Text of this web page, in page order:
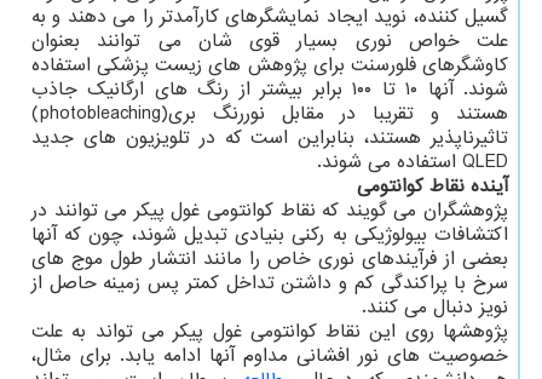
گسیل کننده، نوید ایجاد نمایشگرهای کارآمدتر را می دهند و به
علت خواص نوری بسیار قوی شان می توانند بعنوان
کاوشگرهای فلورسنت برای پژوهش های زیست پزشکی استفاده
شوند. آنها ۱۰ تا ۱۰۰ برابر بیشتر از رنگ های ارگانیک جاذب
هستند و تقریبا در مقابل نوررنگ بری(photobleaching)
تاثیرناپذیر هستند، بنابراین است که در تلویزیون های جدید
QLED استفاده می شوند.
آینده نقاط کوانتومی
پژوهشگران می گویند که نقاط کوانتومی غول پیکر می توانند در
اکتشافات بیولوژیکی به رکنی بنیادی تبدیل شوند، چون که آنها
بعضی از فرآیندهای نوری خاص را مانند انتشار طول موج های
سرخ با پراکندگی کم و داشتن تداخل کمتر پس زمینه حاصل از
نویز دنبال می کنند.
پژوهشها روی این نقاط کوانتومی غول پیکر می تواند به علت
خصوصیت های نور افشانی مداوم آنها ادامه یابد. برای مثال،